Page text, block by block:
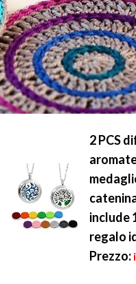
2 PCS
include
regalo
Prezzo: